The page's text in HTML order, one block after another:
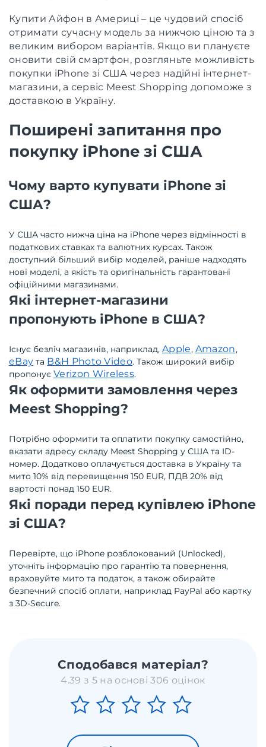
Купити Айфон в Америці – це чудовий спосіб
отримати сучасну модель за нижчою ціною та з
великим вибором варіантів. Якщо ви плануєте
оновити свій смартфон, розгляньте можливість
покупки iPhone зі США через надійні інтернет-
магазини, а сервіс Meest Shopping допоможе з
доставкою в Україну.
Поширені запитання про
покупку iPhone зі США
Чому варто купувати iPhone зі
США?
У США часто нижча ціна на iPhone через відмінності в
податкових ставках та валютних курсах. Також
доступний більший вибір моделей, раніше надходять
нові моделі, а якість та оригінальність гарантовані
офіційними магазинами.
Які інтернет-магазини
пропонують iPhone в США?
Існує безліч магазинів, наприклад, Apple, Amazon,
eBay та B&H Photo Video. Також широкий вибір
пропонує Verizon Wireless.
Як оформити замовлення через
Meest Shopping?
Потрібно оформити та оплатити покупку самостійно,
вказати адресу складу Meest Shopping у США та ID-
номер. Додатково оплачується доставка в Україну та
мито 10% від перевищення 150 EUR, ПДВ 20% від
вартості понад 150 EUR.
Які поради перед купівлею iPhone
зі США?
Перевірте, що iPhone розблокований (Unlocked),
уточніть інформацію про гарантію та повернення,
враховуйте мито та податок, а також обирайте
безпечний спосіб оплати, наприклад PayPal або картку
з 3D-Secure.
Сподобався матеріал?
4.39 з 5 на основі 306 оцінок